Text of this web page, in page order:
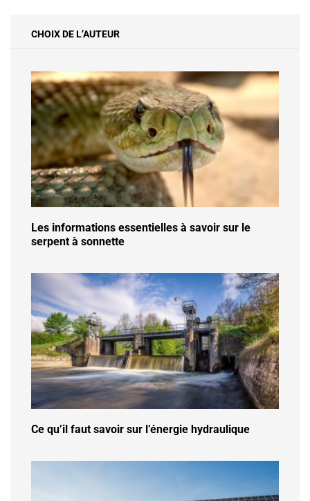
CHOIX DE L’AUTEUR
Les informations essentielles à savoir sur le
serpent à sonnette
Ce qu’il faut savoir sur l’énergie hydraulique